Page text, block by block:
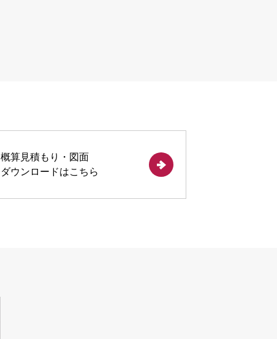
概算見積もり・図面
ダウンロードはこちら